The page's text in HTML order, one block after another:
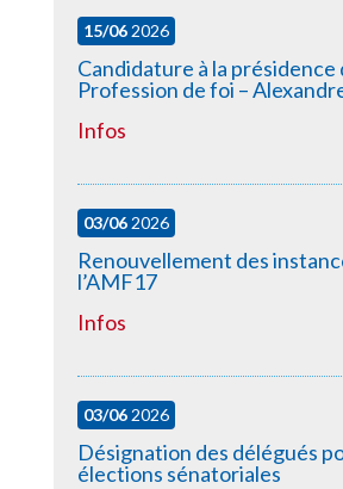
15/062026
Candidature à la présidence
Profession de foi –
Infos
03/062026
Renouvellement des
l’AMF17
Infos
03/062026
Désignation des délégués
élections sénatoriales